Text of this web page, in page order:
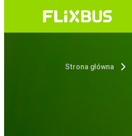
Strona główna